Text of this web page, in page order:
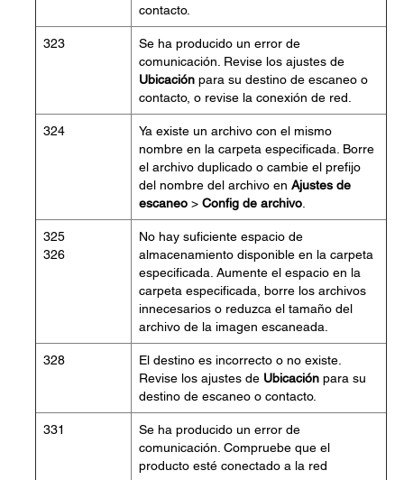
contacto.
323
Se ha producido un error de
comunicación. Revise los ajustes de
Ubicación para su destino de escaneo o
contacto, o revise la conexión de red.
324
Ya existe un archivo con el mismo
nombre en la carpeta especificada. Borre
el archivo duplicado o cambie el prefijo
del nombre del archivo en Ajustes de
escaneo > Config de archivo
325
326
No hay suficiente espacio de
almacenamiento disponible en la carpeta
especificada. Aumente el espacio en la
carpeta especificada, borre los archivos
innecesarios o reduzca el tamaño del
archivo de la imagen escaneada.
328
El destino es incorrecto o no existe.
Revise los ajustes de Ubicación para su
destino de escaneo o contacto.
331
Se ha producido un error de
comunicación. Compruebe que el
producto esté conectado a la red